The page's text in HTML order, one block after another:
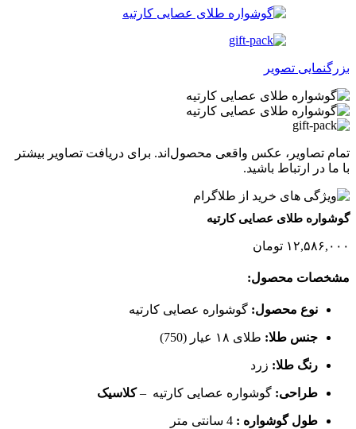
بزرگنمایی تصویر
تمام تصاویر، عکس واقعی محصول‌اند. برای دریافت تصاویر بیشتر
با ما در ارتباط باشید.
گوشواره طلای عصایی کارتیه
۱۲,۵۸۶,۰۰۰ تومان
مشخصات محصول:
نوع محصول: گوشواره عصایی کارتیه
جنس طلا: طلای ۱۸ عیار (750)
رنگ طلا: زرد
طراحی: گوشواره عصایی کارتیه –کلاسیک
طول گوشواره : 4 سانتی متر